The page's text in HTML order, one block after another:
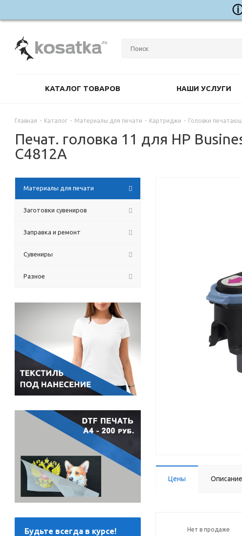
КАТАЛОГ ТОВАРОВ НАШИ УСЛУГИ
Главная - Каталог - Материалы для печати - Картриджи - Головки
Печат. головка 11 для HP
C4812A
Цены Описание
Нет в продаже
Материалы для печати
Заготовки сувениров
Заправка и ремонт
Сувениры
Разное
Будьте всегда в курсе!